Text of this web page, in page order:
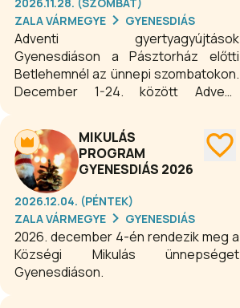
ZALA VÁRMEGYE
GYENESDIÁS
Adventi gyertyagyújtások
Gyenesdiáson a Pásztorház előtti
Betlehemnél az ünnepi szombatokon.
December 1-24. között Adventi
ablakban gyulladnak fel az adventi
fények. Az ünnepi időszakban számos
lélekmelengető program várja az
ünnepre készülődőket
településszerte.
MIKULÁS
PROGRAM
GYENESDIÁS 2026
2026.12.04. (PÉNTEK)
ZALA VÁRMEGYE
GYENESDIÁS
2026. december 4-én rendezik meg a
Községi Mikulás ünnepséget
Gyenesdiáson.